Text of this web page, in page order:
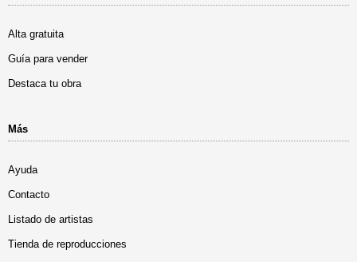
Alta gratuita
Guía para vender
Destaca tu obra
Más
Ayuda
Contacto
Listado de artistas
Tienda de reproducciones